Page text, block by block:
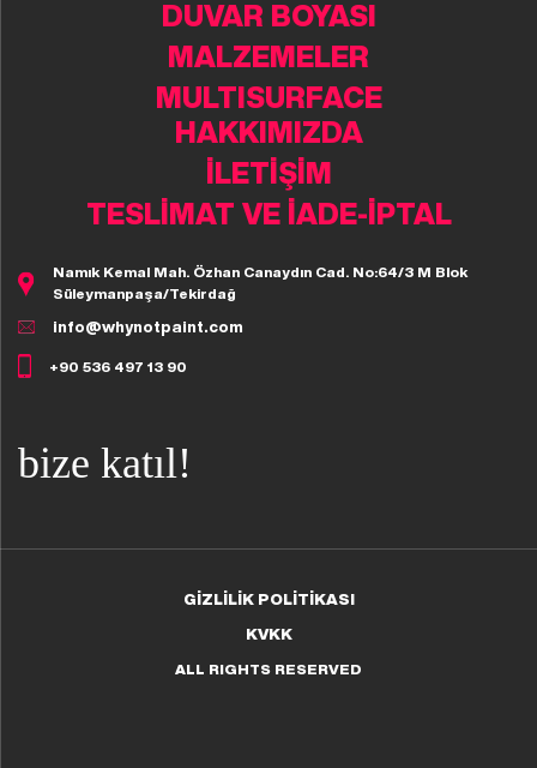
DUVAR BOYASI
MALZEMELER
MULTISURFACE
HAKKIMIZDA
İLETİŞİM
TESLİMAT VE İADE-İPTAL
Namık Kemal Mah. Özhan Canaydın Cad. No:64/3 M Blok
Süleymanpaşa/Tekirdağ
info@whynotpaint.com
+90 536 497 13 90
bize katıl!
GİZLİLİK POLİTİKASI
KVKK
ALL RIGHTS RESERVED